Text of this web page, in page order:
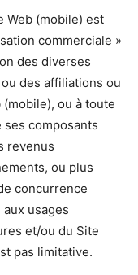
Web (mobile) est
commerciale »
des diverses
des affiliations ou
ou à toute
composants
revenus
ou plus
concurrence
usages
et/ou du Site
pas limitative.